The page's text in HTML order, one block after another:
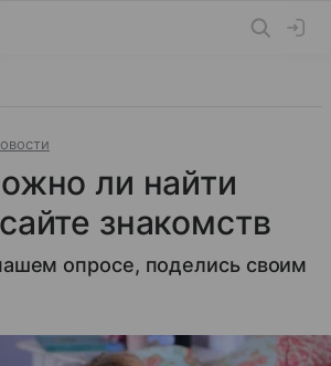
ли найти
знакомств
опросе, поделись своим